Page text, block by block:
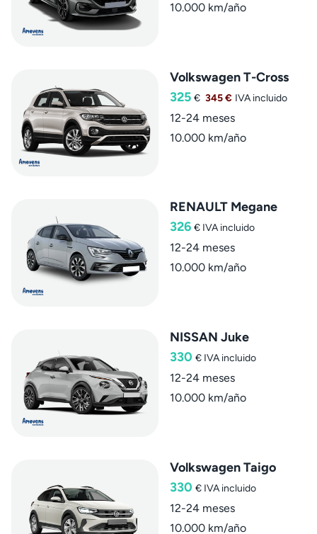
10.000 km/año
Volkswagen T-Cross
325 € 345 € IVA incluido
12-24 meses
10.000 km/año
RENAULT Megane
326 € IVA incluido
12-24 meses
10.000 km/año
NISSAN Juke
330 € IVA incluido
12-24 meses
10.000 km/año
Volkswagen Taigo
330 € IVA incluido
12-24 meses
10.000 km/año